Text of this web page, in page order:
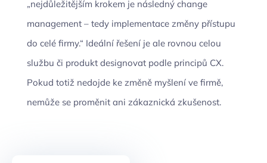
„nejdůležitějším krokem je následný change
management – tedy implementace změny přístupu
do celé firmy.“ Ideální řešení je ale rovnou celou
službu či produkt designovat podle principů CX.
Pokud totiž nedojde ke změně myšlení ve firmě,
nemůže se proměnit ani zákaznická zkušenost.